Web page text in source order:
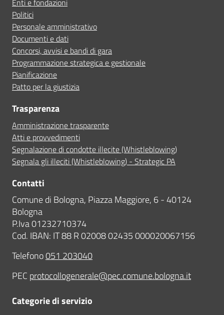
Enti e fondazioni
Politici
Personale amministrativo
Documenti e dati
Concorsi, avvisi e bandi di gara
Programmazione strategica e gestionale
Pianificazione
Patto per la giustizia
Trasparenza
Amministrazione trasparente
Atti e provvedimenti
Segnalazione di condotte illecite (Whistleblowing)
Segnala gli illeciti (Whistleblowing) - Strategic PA
Contatti
Comune di Bologna, Piazza Maggiore, 6 - 40124
Bologna
P.Iva 01232710374
Cod. IBAN: IT 88 R 02008 02435 000020067156
Telefono051 203040
PEC protocollogenerale@pec.comune.bologna.it
Categorie di servizio